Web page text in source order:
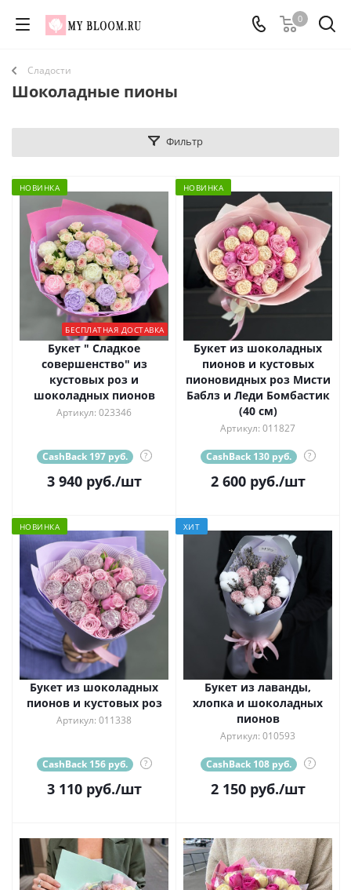
0
Сладости
Шоколадные пионы
Фильтр
НОВИНКА
БЕСПЛАТНАЯ ДОСТАВКА
Букет " Сладкое
совершенство" из
кустовых роз и
шоколадных пионов
Артикул: 023346
CashBack 197 руб. ?
3 940руб./шт
НОВИНКА
Букет из шоколадных
пионов и кустовых
пионовидных роз Мисти
Баблз и Леди Бомбастик
(40 см)
Артикул: 011827
CashBack 130 руб. ?
2 600руб./шт
НОВИНКА
Букет из шоколадных
пионов и кустовых роз
Артикул: 011338
CashBack 156 руб. ?
3 110руб./шт
ХИТ
Букет из лаванды,
хлопка и шоколадных
пионов
Артикул: 010593
CashBack 108 руб. ?
2 150руб./шт